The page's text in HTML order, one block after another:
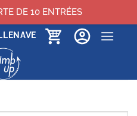
DE 10 ENTRÉES